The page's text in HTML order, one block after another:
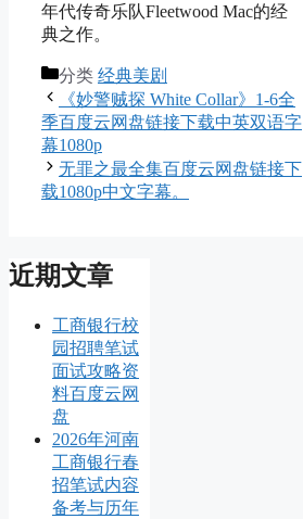
年代传奇乐队Fleetwood Mac的经
典之作。
分类 经典美剧
《妙警贼探 White Collar》1-6全
季百度云网盘链接下载中英双语字
幕1080p
无罪之最全集百度云网盘链接下
载1080p中文字幕。
近期文章
工商银行校
园招聘笔试
面试攻略资
料百度云网
盘
2026年河南
工商银行春
招笔试内容
备考与历年